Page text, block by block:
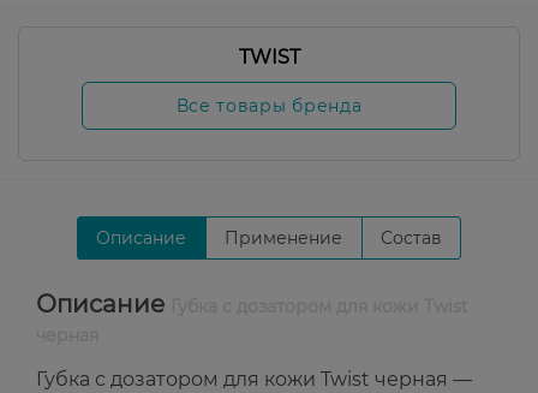
TWIST
Все товары бренда
Описание Применение Состав
Описание
Губка с дозатором для кожи Twist черная —